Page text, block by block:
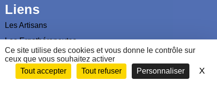
Ce site utilise des cookies et vous donne le contrôle sur
ceux que vous souhaitez activer
Tout accepter
Tout refuser Personnaliser X
Liens
Les Artisans
Les Ergothérapeutes
Nous contacter